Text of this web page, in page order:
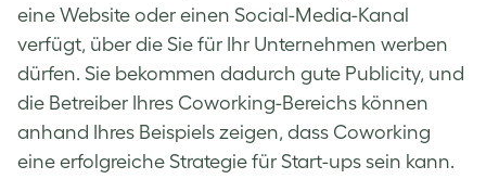
eine Website oder einen Social-Media-Kanal
verfügt, über die Sie für Ihr Unternehmen werben
dürfen. Sie bekommen dadurch gute Publicity, und
die Betreiber Ihres Coworking-Bereichs können
anhand Ihres Beispiels zeigen, dass Coworking
eine erfolgreiche Strategie für Start-ups sein kann.